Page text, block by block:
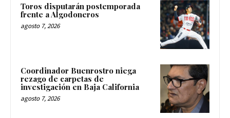
Toros disputarán postemporada
frente a Algodoneros
agosto 7, 2026
Coordinador Buenrostro niega
rezago de carpetas de
investigación en Baja California
agosto 7, 2026